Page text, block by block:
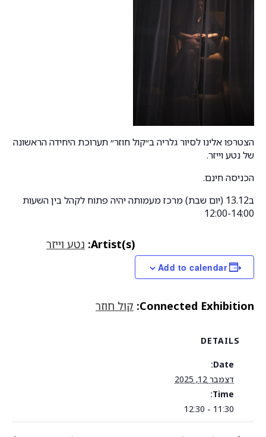
הצטרפו אלינו לסיור גלריה ב״קול חוזר״ תערוכת היחידה הראשונה
של נטע וייזר.
הכניסה חינם.
ב13.12 (יום שבת) מרכז מעמותה יהיה פתוח לקהל בין השעות
12:00-14:00
Add to calendar
Artist(s): נטע וייזר
Connected Exhibition: קול חוזר
DETAILS
Date:
דצמבר 12, 2025
Time:
11:30 - 12:30